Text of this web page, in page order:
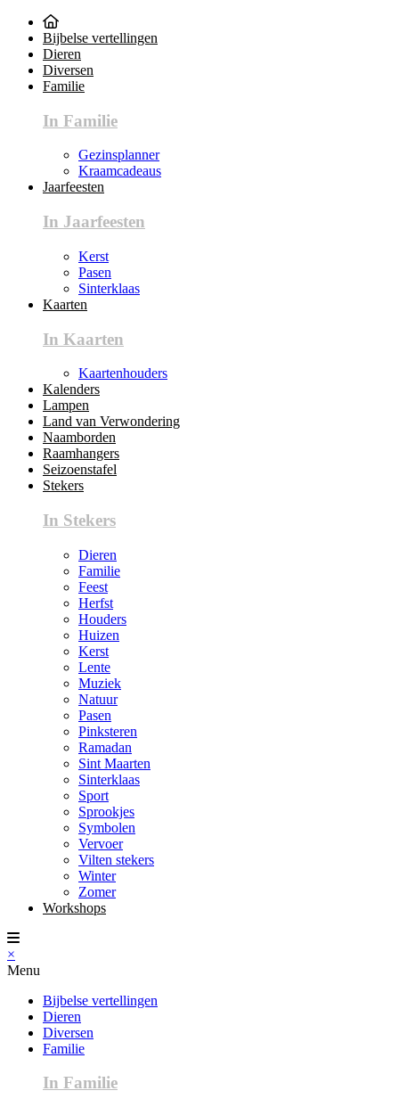
Bijbelse vertellingen
Dieren
Diversen
Familie
In Familie
Gezinsplanner
Kraamcadeaus
Jaarfeesten
In Jaarfeesten
Kerst
Pasen
Sinterklaas
Kaarten
In Kaarten
Kaartenhouders
Kalenders
Lampen
Land van Verwondering
Naamborden
Raamhangers
Seizoenstafel
Stekers
In Stekers
Dieren
Familie
Feest
Herfst
Houders
Huizen
Kerst
Lente
Muziek
Natuur
Pasen
Pinksteren
Ramadan
Sint Maarten
Sinterklaas
Sport
Sprookjes
Symbolen
Vervoer
Vilten stekers
Winter
Zomer
Workshops
×
Menu
Bijbelse vertellingen
Dieren
Diversen
Familie
In Familie